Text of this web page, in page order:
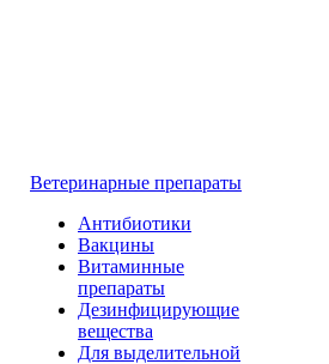
Ветеринарные препараты
Антибиотики
Вакцины
Витаминные
препараты
Дезинфицирующие
вещества
Для выделительной